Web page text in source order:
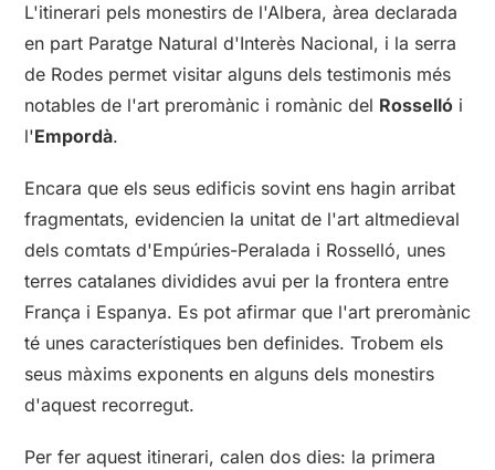
L'itinerari pels monestirs de l'Albera, àrea declarada
en part Paratge Natural d'Interès Nacional, i la serra
de Rodes permet visitar alguns dels testimonis més
notables de l'art preromànic i romànic del Rosselló i
l'Empordà.
Encara que els seus edificis sovint ens hagin arribat
fragmentats, evidencien la unitat de l'art altmedieval
dels comtats d'Empúries-Peralada i Rosselló, unes
terres catalanes dividides avui per la frontera entre
França i Espanya. Es pot afirmar que l'art preromànic
té unes característiques ben definides. Trobem els
seus màxims exponents en alguns dels monestirs
d'aquest recorregut.
Per fer aquest itinerari, calen dos dies: la primera